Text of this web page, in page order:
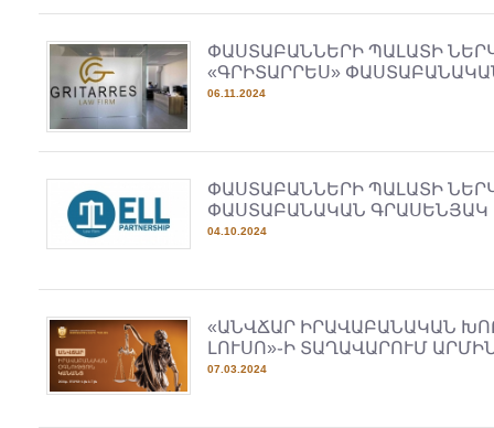
ՓԱՍՏԱԲԱՆՆԵՐԻ ՊԱԼԱՏԻ
«ԳՐԻՏԱՐՐԵՍ»
06.11.2024
ՓԱՍՏԱԲԱՆՆԵՐԻ ՊԱԼԱՏԻ
ՓԱՍՏԱԲԱՆԱԿԱՆ ԳՐԱՍԵՆՅԱԿ
04.10.2024
«ԱՆՎՃԱՐ ԻՐԱՎԱԲԱՆԱԿԱՆ
ԼՈՒՍՈ»֊Ի ՏԱՂԱՎԱՐՈՒՄ
07.03.2024